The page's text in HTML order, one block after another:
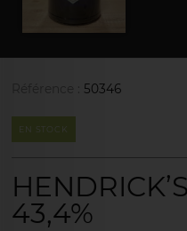
50346
EN STOCK
43,4%